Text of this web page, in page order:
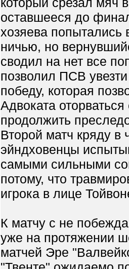
оставшееся до
хозяева попытались
ничью, но
сводил на нет все
позволил ПСВ
победу, которая
Адвоката
продолжить
Второй матч кряду в
эйндховенцы
самыми сильными
потому, что
игрока в лице
К матчу с не
уже на протяжении
матчей Эре